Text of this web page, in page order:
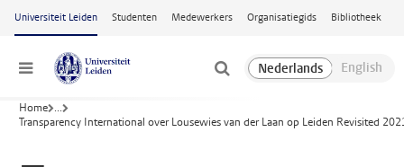
Ga naar hoofdinhoud
Universiteit Leiden Studenten Medewerkers Organisatiegids Bibliotheek
Menu
Home ...
Transparency International over Lousewies van der Laan op Leiden Revisited